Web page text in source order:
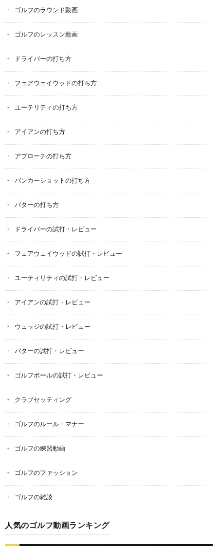
ゴルフのラウンド動画
ゴルフのレッスン動画
ドライバーの打ち方
フェアウェイウッドの打ち方
ユーテリティの打ち方
アイアンの打ち方
アプローチの打ち方
バンカーショットの打ち方
パターの打ち方
ドライバーの試打・レビュー
フェアウェイウッドの試打・レビュー
ユーティリティの試打・レビュー
アイアンの試打・レビュー
ウェッジの試打・レビュー
パターの試打・レビュー
ゴルフボールの試打・レビュー
クラブセッティング
ゴルフのルール・マナー
ゴルフの練習動画
ゴルフのファッション
ゴルフの雑談
人気のゴルフ動画ランキング